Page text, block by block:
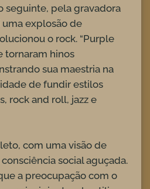
seguinte, pela gravadora
uma explosão de
o rock. “Purple
tornaram hinos
sua maestria na
de fundir estilos
rock and roll, jazz e
com uma visão de
social aguçada.
a preocupação com o